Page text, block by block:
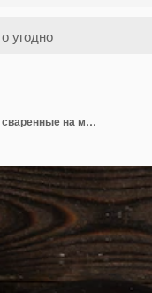
Овсяные хлопья с курагой, бананом и грецкими орехами, сваренные на молоке и украшенные мятой лисичками.